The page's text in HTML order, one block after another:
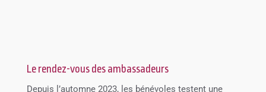
Le rendez-vous des ambassadeurs
Depuis l’automne 2023, les bénévoles testent une